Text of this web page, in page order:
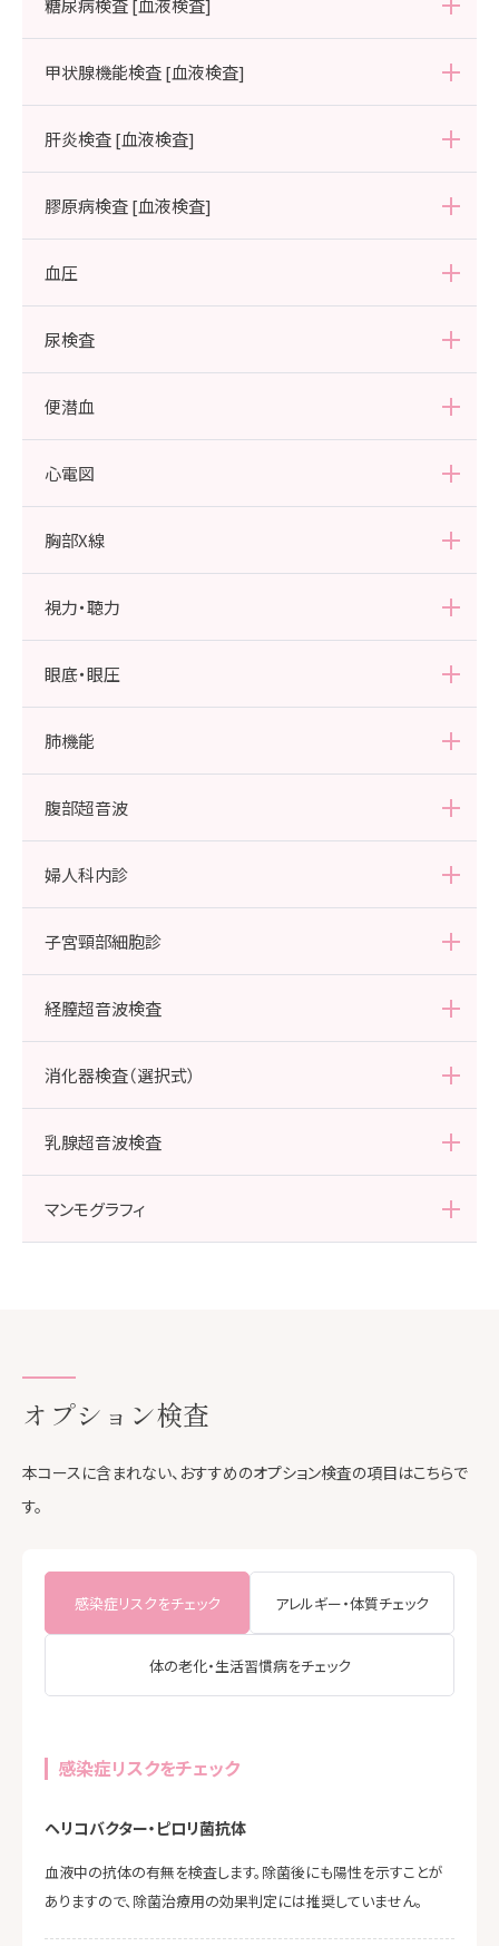
糖尿病検査 [血液検査]
ヘモグロビン（Hb）A1c、空腹時血糖、尿糖、尿酸、空腹時インスリン
甲状腺機能検査 [血液検査]
FT4、TSH
肝炎検査 [血液検査]
HBs抗原、HCV抗体
膠原病検査 [血液検査]
RF（リウマトイド因子） と CRP（C反応性タンパク） は、炎症や自己免疫
血圧
尿検査
比重、pH、蛋白、糖、ビリルビン、ケトン体、ウロビリノーゲン、潜血、尿沈渣
便潜血
心電図
胸部X線
視力・聴力
眼底・眼圧
肺機能
腹部超音波
婦人科内診
子宮頸部細胞診
経膣超音波検査
消化器検査（選択式）
以下の3つの検査よりお選びいただきます。
・上部消化管X線検査（バリウム）0円
・上部消化管内視鏡検査（経口経鼻カメラ）+5,500円（税込）
選択しない場合は、検査費用から−5,500円（税込）となります。
乳腺超音波検査
マンモグラフィ
オプション検査
本コースに含まれない、おすすめのオプション検査の項目はこちらで
す。
感染症リスクをチェック アレルギー・体質チェック
体の老化・生活習慣病をチェック
感染症リスクをチェック
ヘリコバクター・ピロリ菌抗体
血液中の抗体の有無を検査します。除菌後にも陽性を示すことが
ありますので、除菌治療用の効果判定には推奨していません。